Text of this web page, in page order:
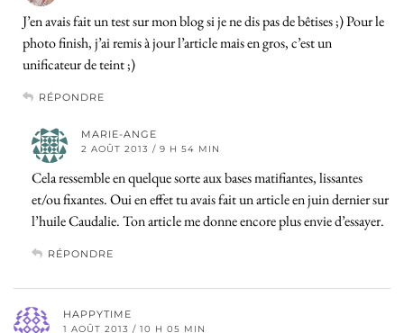
J’en avais fait un test sur mon blog si je ne dis pas de bêtises ;) Pour le
photo finish, j’ai remis à jour l’article mais en gros, c’est un
unificateur de teint ;)
RÉPONDRE
MARIE-ANGE
2 AOÛT 2013 / 9 H 54 MIN
Cela ressemble en quelque sorte aux bases matifiantes, lissantes
et/ou fixantes. Oui en effet tu avais fait un article en juin dernier sur
l’huile Caudalie. Ton article me donne encore plus envie d’essayer.
RÉPONDRE
HAPPYTIME
1 AOÛT 2013 / 10 H 05 MIN